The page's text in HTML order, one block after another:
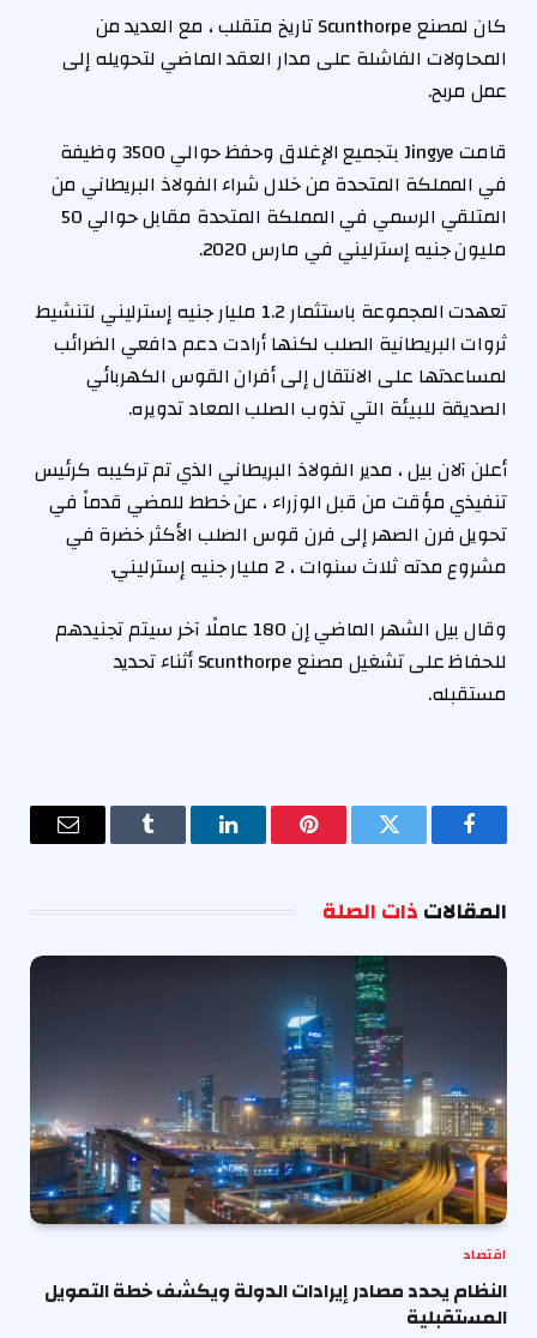
كان لمصنع Scunthorpe تاريخ متقلب ، مع العديد من
المحاولات الفاشلة على مدار العقد الماضي لتحويله إلى
عمل مربح.
قامت Jingye بتجميع الإغلاق وحفظ حوالي 3500 وظيفة
في المملكة المتحدة من خلال شراء الفولاذ البريطاني من
المتلقي الرسمي في المملكة المتحدة مقابل حوالي 50
مليون جنيه إسترليني في مارس 2020.
تعهدت المجموعة باستثمار 1.2 مليار جنيه إسترليني لتنشيط
ثروات البريطانية الصلب لكنها أرادت دعم دافعي الضرائب
لمساعدتها على الانتقال إلى أفران القوس الكهربائي
الصديقة للبيئة التي تذوب الصلب المعاد تدويره.
أعلن آلان بيل ، مدير الفولاذ البريطاني الذي تم تركيبه كرئيس
تنفيذي مؤقت من قبل الوزراء ، عن خطط للمضي قدماً في
تحويل فرن الصهر إلى فرن قوس الصلب الأكثر خضرة في
مشروع مدته ثلاث سنوات ، 2 مليار جنيه إسترليني.
وقال بيل الشهر الماضي إن 180 عاملًا آخر سيتم تجنيدهم
للحفاظ على تشغيل مصنع Scunthorpe أثناء تحديد
مستقبله.
فيسبوك تويتر بينتيريستلينكدإن Tumblr
البريد
المقالاتذات الصلة
اقتصاد
النظام يحدد مصادر إيرادات الدولة ويكشف خطة التمويل
المستقبلية